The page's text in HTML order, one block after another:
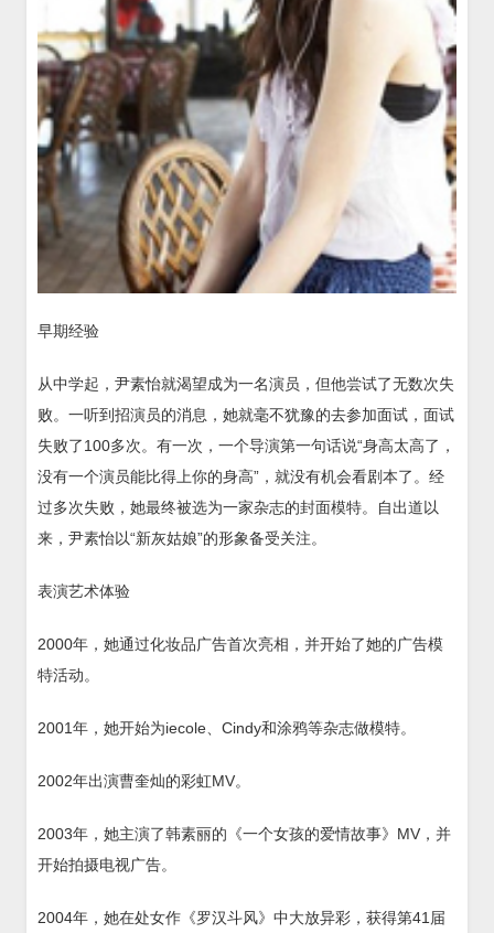
早期经验
从中学起，尹素怡就渴望成为一名演员，但他尝试了无数次失
败。一听到招演员的消息，她就毫不犹豫的去参加面试，面试
失败了100多次。有一次，一个导演第一句话说“身高太高了，
没有一个演员能比得上你的身高”，就没有机会看剧本了。经
过多次失败，她最终被选为一家杂志的封面模特。自出道以
来，尹素怡以“新灰姑娘”的形象备受关注。
表演艺术体验
2000年，她通过化妆品广告首次亮相，并开始了她的广告模
特活动。
2001年，她开始为iecole、Cindy和涂鸦等杂志做模特。
2002年出演曹奎灿的彩虹MV。
2003年，她主演了韩素丽的《一个女孩的爱情故事》MV，并
开始拍摄电视广告。
2004年，她在处女作《罗汉斗风》中大放异彩，获得第41届